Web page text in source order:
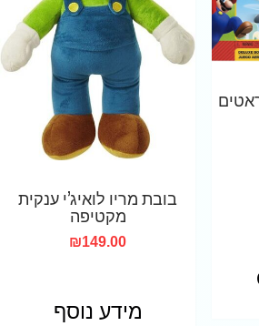
בובת מריו לואיג’י ענקית
מקטיפה
₪149.00
מידע נוסף